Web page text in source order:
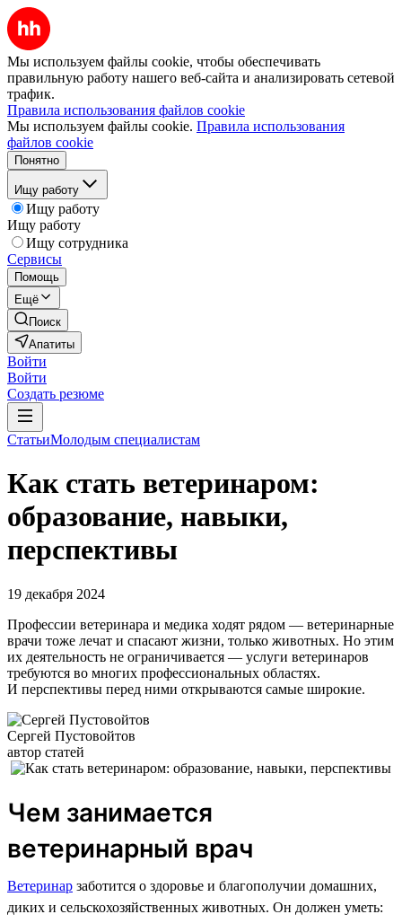
Мы используем файлы cookie, чтобы обеспечивать
правильную работу нашего веб-сайта и анализировать сетевой
трафик.
Правила использования файлов cookie
Мы используем файлы cookie. Правила использования
файлов cookie
Понятно
Ищу работу
Ищу работу
Ищу работу
Ищу сотрудника
Сервисы
Помощь
Ещё
Поиск
Апатиты
Войти
Войти
Создать резюме
СтатьиМолодым специалистам
Как стать ветеринаром:
образование, навыки,
перспективы
19 декабря 2024
Профессии ветеринара и медика ходят рядом — ветеринарные
врачи тоже лечат и спасают жизни, только животных. Но этим
их деятельность не ограничивается — услуги ветеринаров
требуются во многих профессиональных областях.
И перспективы перед ними открываются самые широкие.
Сергей Пустовойтов
автор статей
Чем занимается
ветеринарный врач
Ветеринар заботится о здоровье и благополучии домашних,
диких и сельскохозяйственных животных. Он должен уметь: